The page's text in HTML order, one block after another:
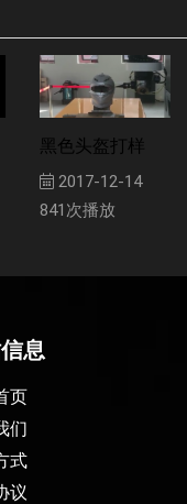
黑色头盔打样
2017-12-14
841次播放
息
页
们
式
议